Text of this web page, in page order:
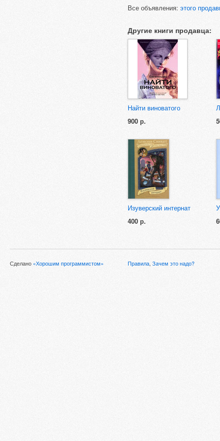
Все объявления: этого
Другие книги продавца:
Найти виноватого
900 р.
Изуверский интернат
400 р.
Сделано «Хорошим программистом» Правила, Зачем это надо?